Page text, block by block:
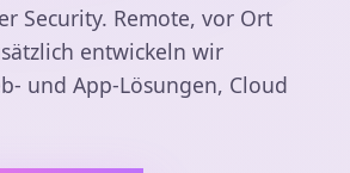
Security. Remote, vor Ort
entwickeln wir
und App-Lösungen, Cloud